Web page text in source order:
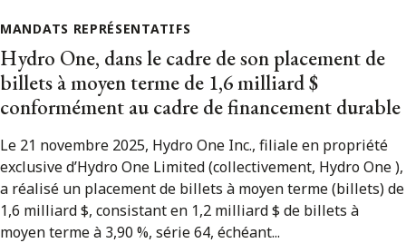
MANDATS REPRÉSENTATIFS
Hydro One, dans le cadre de son placement de
billets à moyen terme de 1,6 milliard $
conformément au cadre de financement durable
Le 21 novembre 2025, Hydro One Inc., filiale en propriété
exclusive d’Hydro One Limited (collectivement, Hydro One ),
a réalisé un placement de billets à moyen terme (billets) de
1,6 milliard $, consistant en 1,2 milliard $ de billets à
moyen terme à 3,90 %, série 64, échéant...